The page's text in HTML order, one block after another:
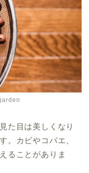
た目は美しくなり
。カビやコバエ、
ることがありま